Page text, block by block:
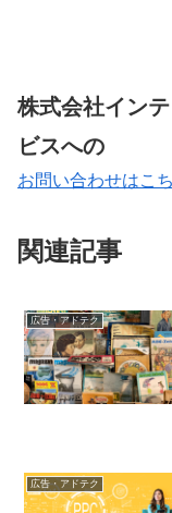
株式会社イン
ビスへの
お問い合わせはこ
関連記事
広告・アドテク
広告・アドテク